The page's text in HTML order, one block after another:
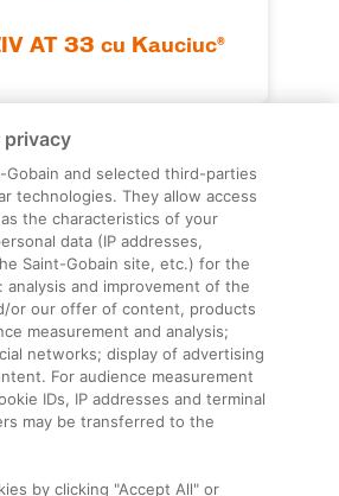
AT 33 cu Kauciuc®
privacy
Gobain and selected third-parties
technologies. They allow access
the characteristics of your
data (IP addresses,
Saint-Gobain site, etc.) for the
and improvement of the
or our offer of content, products
measurement and analysis;
networks; display of advertising
For audience measurement
IDs, IP addresses and terminal
may be transferred to the
by clicking "Accept All" or